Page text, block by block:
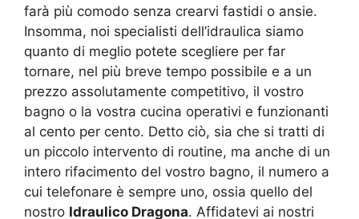
farà più comodo senza crearvi fastidi o ansie.
Insomma, noi specialisti dell’idraulica siamo
quanto di meglio potete scegliere per far
tornare, nel più breve tempo possibile e a un
prezzo assolutamente competitivo, il vostro
bagno o la vostra cucina operativi e funzionanti
al cento per cento. Detto ciò, sia che si tratti di
un piccolo intervento di routine, ma anche di un
intero rifacimento del vostro bagno, il numero a
cui telefonare è sempre uno, ossia quello del
nostro Idraulico Dragona. Affidatevi ai nostri